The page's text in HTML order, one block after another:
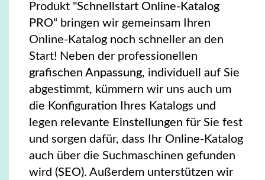
Produkt "Schnellstart Online-Katalog
PRO“ bringen wir gemeinsam Ihren
Online-Katalog noch schneller an den
Start! Neben der professionellen
grafischen Anpassung, individuell auf Sie
abgestimmt, kümmern wir uns auch um
die Konfiguration Ihres Katalogs und
legen relevante Einstellungen für Sie fest
und sorgen dafür, dass Ihr Online-Katalog
auch über die Suchmaschinen gefunden
wird (SEO). Außerdem unterstützen wir